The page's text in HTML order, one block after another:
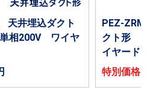
井埋込ダクト
相200V ワイヤ
PEZ-
クト形
イヤード
特別価